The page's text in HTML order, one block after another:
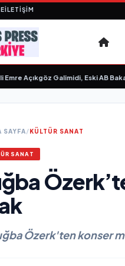
İLETIŞIM
Açıkgöz Galimidi, Eski AB Bakanı
SAYFA/KÜLTÜR SANAT
SANAT
Özerk'ten konser